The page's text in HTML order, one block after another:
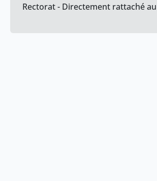
Rectorat - Directement rattaché